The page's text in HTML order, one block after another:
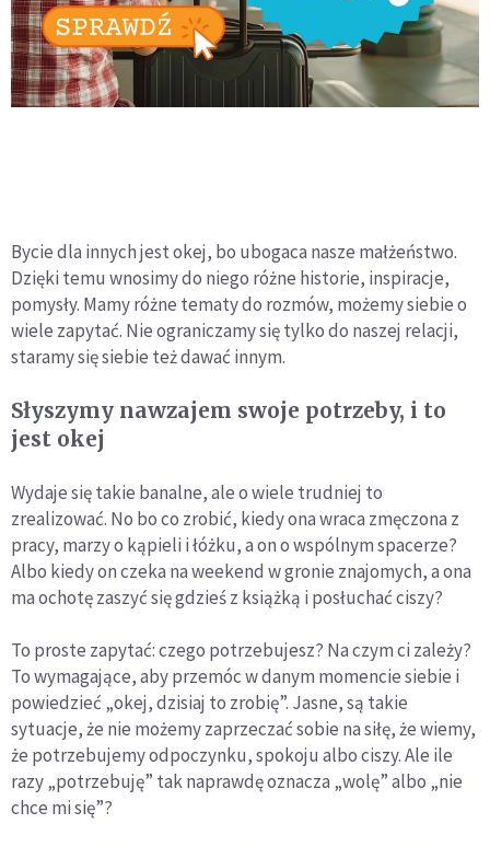
Bycie dla innych jest okej, bo ubogaca nasze małżeństwo.
Dzięki temu wnosimy do niego różne historie, inspiracje,
pomysły. Mamy różne tematy do rozmów, możemy siebie o
wiele zapytać. Nie ograniczamy się tylko do naszej relacji,
staramy się siebie też dawać innym.
Słyszymy nawzajem swoje potrzeby, i to
jest okej
Wydaje się takie banalne, ale o wiele trudniej to
zrealizować. No bo co zrobić, kiedy ona wraca zmęczona z
pracy, marzy o kąpieli i łóżku, a on o wspólnym spacerze?
Albo kiedy on czeka na weekend w gronie znajomych, a ona
ma ochotę zaszyć się gdzieś z książką i posłuchać ciszy?
To proste zapytać: czego potrzebujesz? Na czym ci zależy?
To wymagające, aby przemóc w danym momencie siebie i
powiedzieć „okej, dzisiaj to zrobię”. Jasne, są takie
sytuacje, że nie możemy zaprzeczać sobie na siłę, że wiemy,
że potrzebujemy odpoczynku, spokoju albo ciszy. Ale ile
razy „potrzebuję” tak naprawdę oznacza „wolę” albo „nie
chce mi się”?